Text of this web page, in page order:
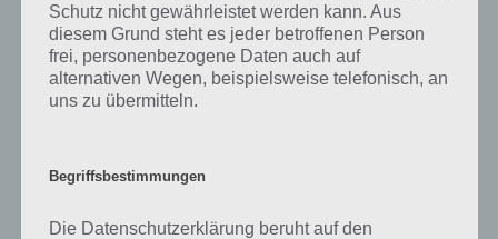
Auf WhatsApp teilen Teilen auf Facebook
Mehr Artikel hier auf Touchportal
Schutz nicht gewährleistet werden kann. Aus
diesem Grund steht es jeder betroffenen Person
frei, personenbezogene Daten auch auf
alternativen Wegen, beispielsweise telefonisch, an
uns zu übermitteln.
Begriffsbestimmungen
Die Datenschutzerklärung beruht auf den